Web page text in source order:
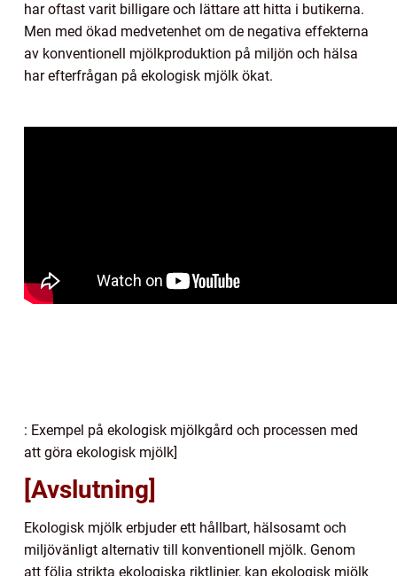
har oftast varit billigare och lättare att hitta i butikerna.
Men med ökad medvetenhet om de negativa effekterna
av konventionell mjölkproduktion på miljön och hälsa
har efterfrågan på ekologisk mjölk ökat.
: Exempel på ekologisk mjölkgård och processen med
att göra ekologisk mjölk]
[Avslutning]
Ekologisk mjölk erbjuder ett hållbart, hälsosamt och
miljövänligt alternativ till konventionell mjölk. Genom
att följa strikta ekologiska riktlinjer, kan ekologisk mjölk